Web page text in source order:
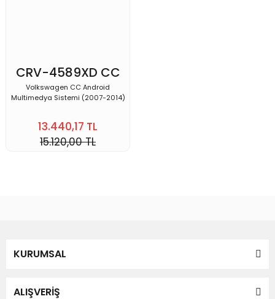
CRV-4589XD CC
Volkswagen CC Android
Multimedya Sistemi (2007-2014)
13.440,17 TL
15.120,00 TL
KURUMSAL
ALIŞVERİŞ